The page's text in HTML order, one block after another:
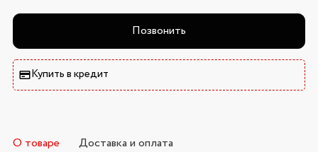
Позвонить
Купить в кредит
О товаре Доставка и оплата